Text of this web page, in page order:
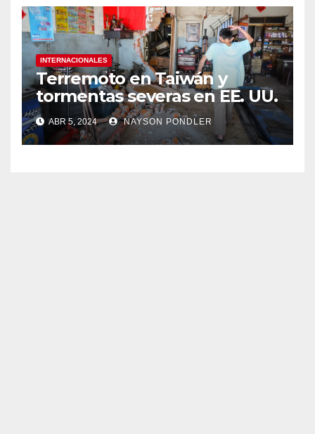
INTERNACIONALES
Terremoto en Taiwán y
tormentas severas en EE. UU.￼
ABR 5, 2024 NAYSON PONDLER